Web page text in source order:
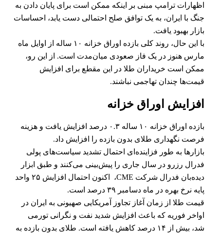
اظهارات ترامپ مبنی بر اینکه ممکن است برای پایان دادن به
جنگ با ایران، به یک توافق صلح احتمالی دست یابد، احساسات
بازار بهبود یافت.
با این حال، روند کلی بازده اوراق خزانه ۱۰ ساله از اوایل ماه
مارس هنوز در یک فاز صعودی میان‌مدت است. از این رو،
ممکن است خریداران طلا در این مقطع برای افزایش
قیمت‌ها چندان تهاجمی نباشند.
افزایش اوراق خزانه
بازده اوراق خزانه ۱۰ ساله ۰.۳ درصد افزایش یافت و هزینه
فرصت نگهداری طلای بدون بازده را افزایش داد.
بازارها به طور فزاینده‌ای احتمال تشدید سیاست‌های پولی
فدرال رزرو در سال جاری را پیش‌بینی می‌کنند و طبق ابزار
دیده‌بان فدرال شرکت CME، اکنون احتمال افزایش ۲۵ واحد
پایه نرخ بهره در ماه دسامبر ۳۹ درصد است.
قیمت طلا از زمان آغاز تجاوز آمریکایی صهیونی به ایران در
اواخر فوریه که باعث افزایش شدید نفت و نگرانی تورمی
شد، بیش از ۱۴ درصد کاهش یافته است. طلای بدون بازده به